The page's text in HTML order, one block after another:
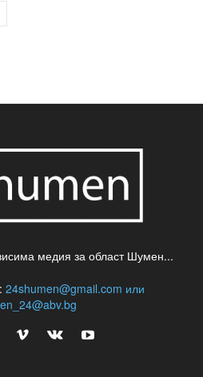
медия за област Шумен...
24shumen@gmail.com или